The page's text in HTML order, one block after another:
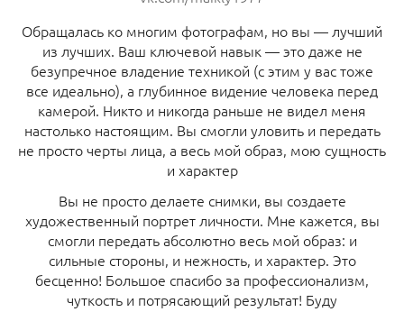
Обращалась ко многим фотографам, но вы — лучший
из лучших. Ваш ключевой навык — это даже не
безупречное владение техникой (с этим у вас тоже
все идеально), а глубинное видение человека перед
камерой. Никто и никогда раньше не видел меня
настолько настоящим. Вы смогли уловить и передать
не просто черты лица, а весь мой образ, мою сущность
и характер
Вы не просто делаете снимки, вы создаете
художественный портрет личности. Мне кажется, вы
смогли передать абсолютно весь мой образ: и
сильные стороны, и нежность, и характер. Это
бесценно! Большое спасибо за профессионализм,
чуткость и потрясающий результат! Буду